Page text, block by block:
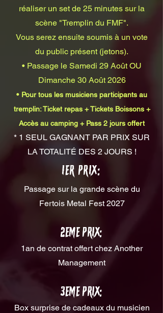
réaliser un set de 25 minutes sur la
scène "Tremplin du FMF".
Vous serez ensuite soumis à un vote
du public présent (jetons).
• Passage le Samedi 29 Août OU
Dimanche 30 Août 2026
• Pour tous les musiciens participants au
tremplin: Ticket repas + Tickets Boissons +
Accès au camping + Pass 2 jours offert
* 1 SEUL GAGNANT PAR PRIX SUR
LA TOTALITÉ DES 2 JOURS !​
1er Prix:
Passage sur la grande scène du
Fertois Metal Fest 2027
2EME Prix:
1an de contrat offert chez Another
Management
3EME Prix:
Box surprise de cadeaux du musicien